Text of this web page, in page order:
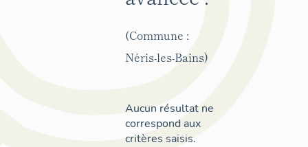
(Commune :
Néris-les-Bains)
Aucun résultat ne
correspond aux
critères saisis.